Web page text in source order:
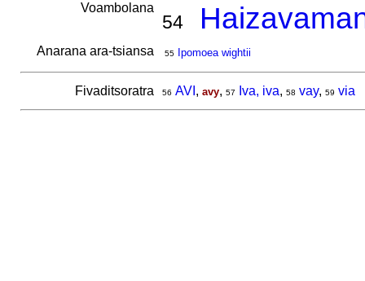
Voambolana
54
Anarana ara-tsiansa 55 Ipomoea wightii
Fivaditsoratra 56 AVI , avy, 57 Iva, iva, 58 vay, 59 via